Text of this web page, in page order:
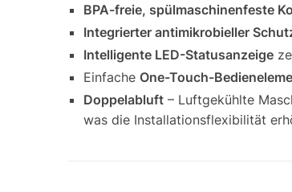
BPA-freie, spülmaschinenfeste
Integrierter antimikrobieller
Intelligente LED-Statusanzeige
Einfache One-Touch-
Doppelabluft– Luftgekühlte
was die Installationsflexibilität